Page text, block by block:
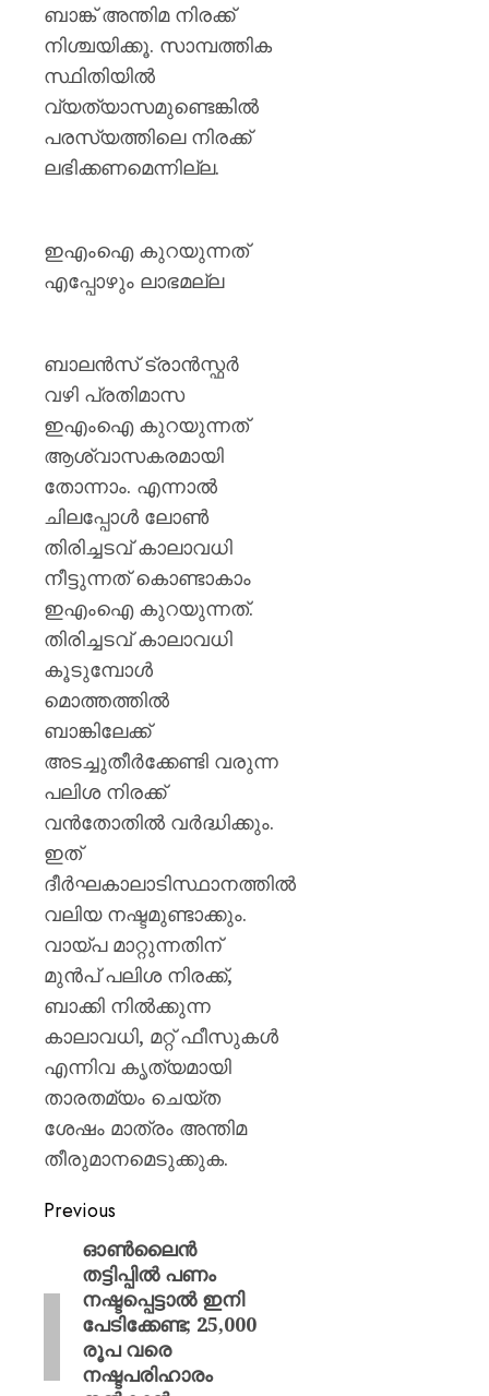
ബാങ്ക് അന്തിമ നിരക്ക്
നിശ്ചയിക്കൂ. സാമ്പത്തിക
സ്ഥിതിയിൽ
വ്യത്യാസമുണ്ടെങ്കിൽ
പരസ്യത്തിലെ നിരക്ക്
ലഭിക്കണമെന്നില്ല.
ഇഎംഐ കുറയുന്നത്
എപ്പോഴും ലാഭമല്ല
ബാലൻസ് ട്രാൻസ്ഫർ
വഴി പ്രതിമാസ
ഇഎംഐ കുറയുന്നത്
ആശ്വാസകരമായി
തോന്നാം. എന്നാൽ
ചിലപ്പോൾ ലോൺ
തിരിച്ചടവ് കാലാവധി
നീട്ടുന്നത് കൊണ്ടാകാം
ഇഎംഐ കുറയുന്നത്.
തിരിച്ചടവ് കാലാവധി
കൂടുമ്പോൾ
മൊത്തത്തിൽ
ബാങ്കിലേക്ക്
അടച്ചുതീർക്കേണ്ടി വരുന്ന
പലിശ നിരക്ക്
വൻതോതിൽ വർദ്ധിക്കും.
ഇത്
ദീർഘകാലാടിസ്ഥാനത്തിൽ
വലിയ നഷ്ടമുണ്ടാക്കും.
വായ്പ മാറ്റുന്നതിന്
മുൻപ് പലിശ നിരക്ക്,
ബാക്കി നിൽക്കുന്ന
കാലാവധി, മറ്റ് ഫീസുകൾ
എന്നിവ കൃത്യമായി
താരതമ്യം ചെയ്ത
ശേഷം മാത്രം അന്തിമ
തീരുമാനമെടുക്കുക.
Previous
ഓൺലൈൻ
തട്ടിപ്പിൽ പണം
നഷ്ടപ്പെട്ടാൽ ഇനി
പേടിക്കേണ്ട; 25,000
രൂപ വരെ
നഷ്ടപരിഹാരം